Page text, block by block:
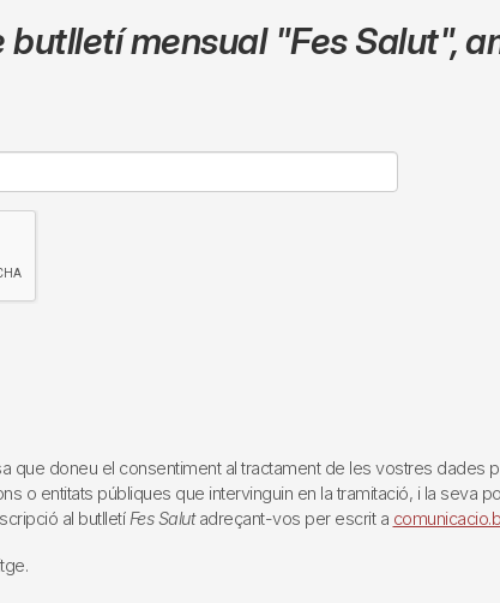
butlletí mensual "Fes Salut",
doneu el consentiment al tractament de les vostres dades
o entitats públiques que intervinguin en la tramitació, i la seva
al butlletí Fes Salutadreçant-vos per escrit a